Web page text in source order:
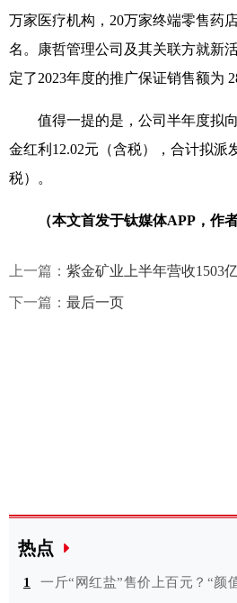
万家医疗机构，20万家终端零售药
名。康哲管理公司及其关联方就新
定了2023年度的推广保证销售额为
值得一提的是，公司半年度拟
金红利12.02元（含税），合计拟派
税）。
（本文首发于钛媒体APP， 作
上一篇： 紫金矿业上半年营收1503亿元
下一篇： 最后一页
热点
1